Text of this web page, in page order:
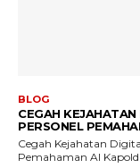
BLOG
CEGAH
PERSONEL
Cegah Kejahatan